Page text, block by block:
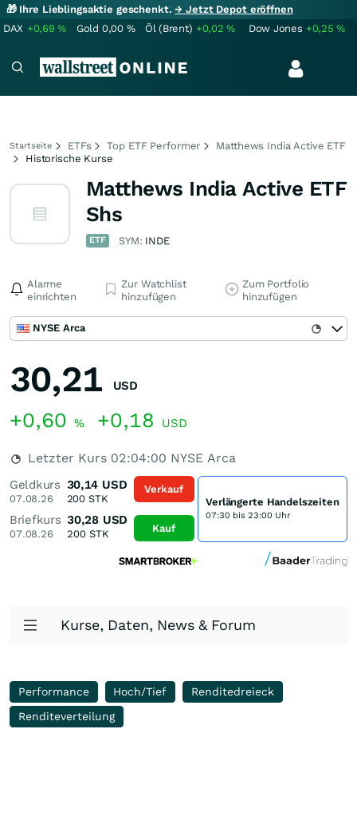
🎁 Ihre Lieblingsaktie geschenkt.→ Jetzt Depot eröffnen
DAX +0,69% Gold 0,00 % Öl (Brent) +0,02% Dow Jones +0,25%
Startseite ETFs Top ETF Performer
Matthews India Active ETF
Historische Kurse
Matthews India Active ETF
Shs
ETF SYM: INDE
Alarme
einrichten
Zur Watchlist
hinzufügen
Zum Portfolio
hinzufügen
NYSE Arca
30,21 USD
+0,60 % +0,18 USD
Letzter Kurs 02:04:00 NYSE Arca
Geldkurs
07.08.26
30,14 USD
200 STK
Briefkurs
07.08.26
30,28 USD
200STK
Verkauf
Kauf
Verlängerte Handelszeiten
07:30 bis 23:00 Uhr
Kurse, Daten, News & Forum
Performance Hoch/Tief
Renditedreieck
Renditeverteilung